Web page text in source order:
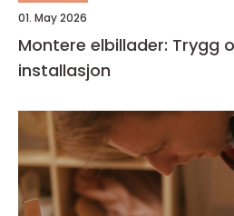
01. May 2026
Montere elbillader: Trygg
installasjon